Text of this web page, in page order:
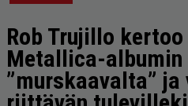
Rob Trujillo
Metallica-albumin
”murskaavalta”